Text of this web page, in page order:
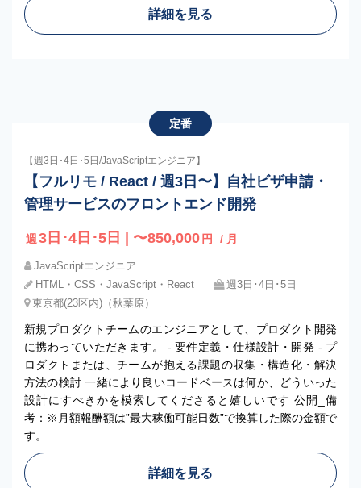
詳細を見る
定番
【週3日･4日･5日/JavaScriptエンジニア】
【フルリモ / React / 週3日〜】自社ビザ申請・
管理サービスのフロントエンド開発
週 3日･4日･5日 | 〜850,000 円 / 月
JavaScriptエンジニア
HTML・CSS・JavaScript・React
週3日･4日･5日
東京都(23区内)（秋葉原）
新規プロダクトチームのエンジニアとして、プロダクト開発
に携わっていただきます。 - 要件定義・仕様設計・開発 - プ
ロダクトまたは、チームが抱える課題の収集・構造化・解決
方法の検討 一緒により良いコードベースは何か、どういった
設計にすべきかを模索してくださると嬉しいです 公開_備
考：※月額報酬額は”最大稼働可能日数”で換算した際の金額で
す。
詳細を見る